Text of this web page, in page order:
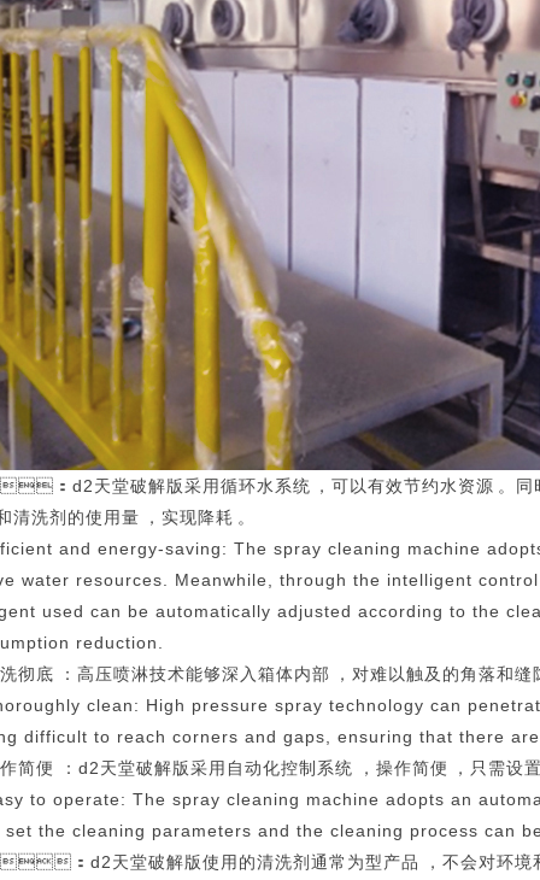
：d2天堂破解版采用循环水系统，可以有效节约水资源。同时
洗剂的使用量，实现降耗。
and energy-saving: The spray cleaning machine
water resources. Meanwhile, through the intelligent
used can be automatically adjusted according to the
reduction.
彻底：高压喷淋技术能够深入箱体内部，对难以触及的角落和缝
clean: High pressure spray technology can
difficult to reach corners and gaps, ensuring that there
简便：d2天堂破解版采用自动化控制系统，操作简便，只需
to operate: The spray cleaning machine adopts an
set the cleaning parameters and the cleaning process can
：d2天堂破解版使用的清洗剂通常为型产品，不会对环境和人体